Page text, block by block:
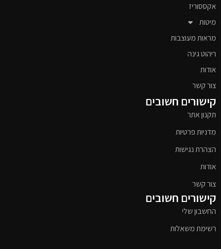
אקססוריז
מיטות
מראות מעוצבות
ריהוט גינה
אודות
צור קשר
קישורים חשובים
תקנון אתר
מדניות פרטיות
הצהרת נגישות
אודות
צור קשר
קישורים חשובים
החשבון שלי
רשימת משאלות